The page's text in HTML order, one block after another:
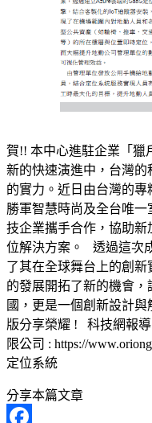
賀!! 本中心進駐企業「獵
新的快速演進中，台灣的
的實力。近日由台灣的
勝軍智慧時尚及全台唯
技企業攜手合作，協助新
位解決方案。 透過這次
了其在全球舞台上的創
的發展開拓了新的機會
國，更是一個創新設計
版分享榮耀 ! 科技網報導
限公司 : https://
定位系統
分享本篇文章